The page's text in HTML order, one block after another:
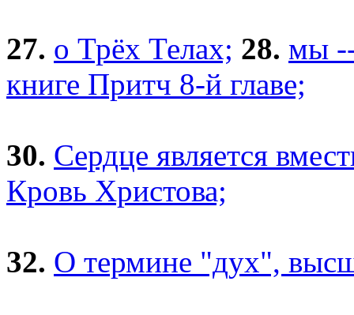
27. о Трёх Телах; 28. мы
книге Притч 8-й главе;
30. Сердце является
Кровь Христова;
32. О термине "дух",